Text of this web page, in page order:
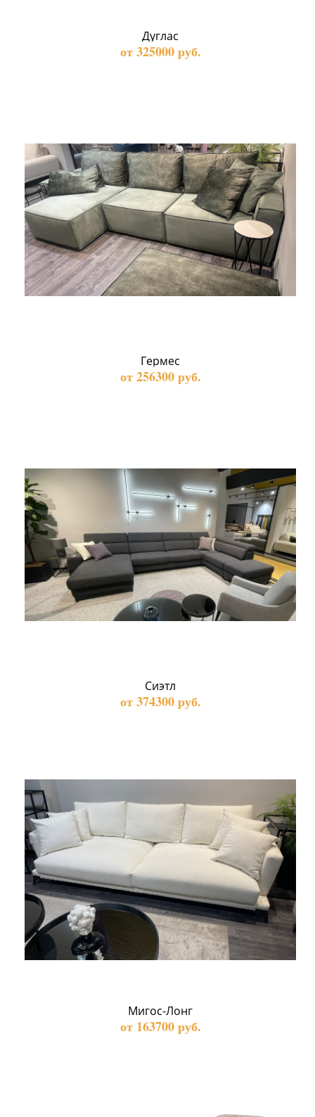
Дуглас
от 325000 руб.
Гермес
от 256300 руб.
Сиэтл
от 374300 руб.
Мигос-Лонг
от 163700 руб.